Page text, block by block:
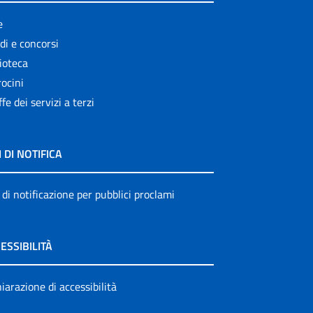
e concorsi
dei servizi a terzi
DI NOTIFICA
notificazione per pubblici proclami
di accessibilità